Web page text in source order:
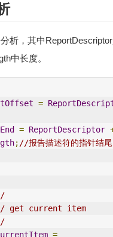
析，其中
中长度。
=
= ReportDescriptor
;//报告描述符的指针结尾
get current item
=